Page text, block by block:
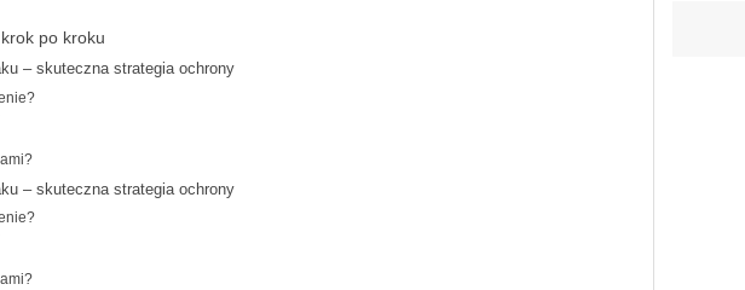
po kroku
– skuteczna strategia ochrony
– skuteczna strategia ochrony